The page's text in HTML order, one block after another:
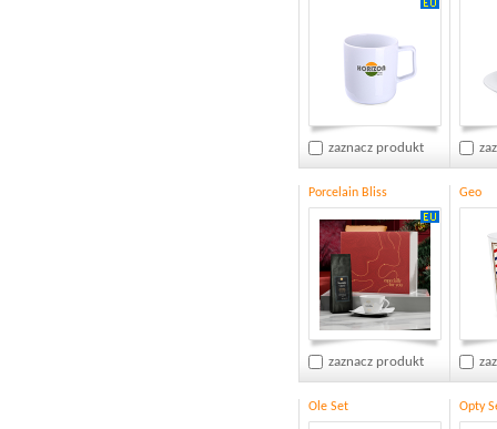
zaznacz produkt
Porcelain Bliss
zaznacz produkt
Geo
Ole Set Opty